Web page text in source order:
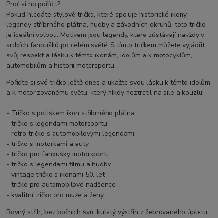
Proč si ho pořídit?
Pokud hledáte stylové tričko, které spojuje historické ikony,
legendy stříbrného plátna, hudby a závodních okruhů, toto tričko
je ideální volbou. Motivem jsou legendy, které zůstávají navždy v
srdcích fanoušků po celém světě. S tímto tričkem můžete vyjádřit
svůj respekt a lásku k těmto ikonám, idolům a k motocyklům,
automobilům a historii motorsportu.
Pořiďte si své tričko ještě dnes a ukažte svou lásku k těmto idolům
a k motorizovanému světu, který nikdy neztratil na síle a kouzlu!
- Tričko s potiskem ikon stříbrného plátna
- tričko s legendami motorsportu
- retro tričko s automobilovými legendami
- tričko s motorkami a auty
- tričko pro fanoušky motorsportu
- tričko s legendami filmu a hudby
- vintage tričko s ikonami 50. let
- tričko pro automobilové nadšence
- kvalitní tričko pro muže a ženy
Rovný střih, bez bočních švů, kulatý výstřih z žebrovaného úpletu,